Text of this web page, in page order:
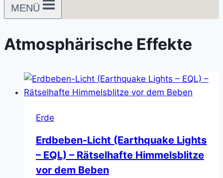
MENÜ
Atmosphärische Effekte
Erde
Erdbeben-Licht (Earthquake Lights
– EQL) – Rätselhafte Himmelsblitze
vor dem Beben